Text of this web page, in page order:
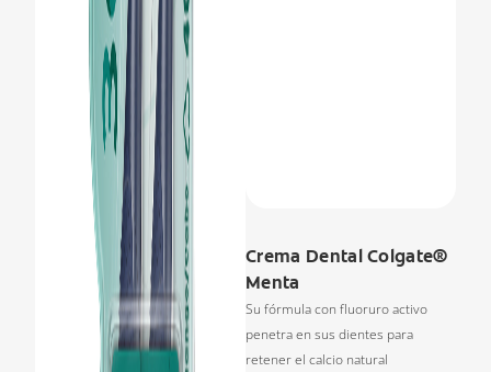
Crema Dental Colgate®
Menta
Su fórmula con fluoruro activo
penetra en sus dientes para
retener el calcio natural